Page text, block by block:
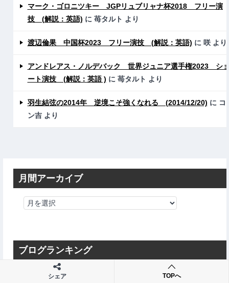
マーク・ゴロニツキー JGPリュブリャナ杯2018 フリー演
技 (解説：英語) に 苺タルト より
渡辺倫果 中国杯2023 フリー演技 (解説：英語) に 咲より
アンドレアス・ノルデバック 世界ジュニア選手権2023 シ
ート演技 (解説：英語 ) に 苺タルト より
羽生結弦の2014年 逆境こそ強くなれる (2014/12/20) に コ
ン吉より
月間アーカイブ
ブログランキング
シェア TOPへ